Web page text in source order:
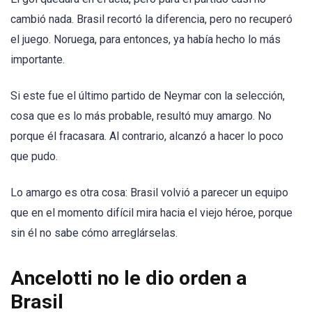
cambió nada. Brasil recortó la diferencia, pero no recuperó
el juego. Noruega, para entonces, ya había hecho lo más
importante.
Si este fue el último partido de Neymar con la selección,
cosa que es lo más probable, resultó muy amargo. No
porque él fracasara. Al contrario, alcanzó a hacer lo poco
que pudo.
Lo amargo es otra cosa: Brasil volvió a parecer un equipo
que en el momento difícil mira hacia el viejo héroe, porque
sin él no sabe cómo arreglárselas.
Ancelotti no le dio orden a
Brasil